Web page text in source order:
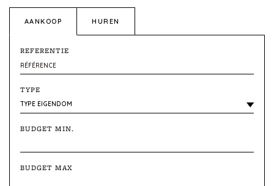
AANKOOP HUREN
REFERENTIE
TYPE
BUDGET MIN.
BUDGET MAX